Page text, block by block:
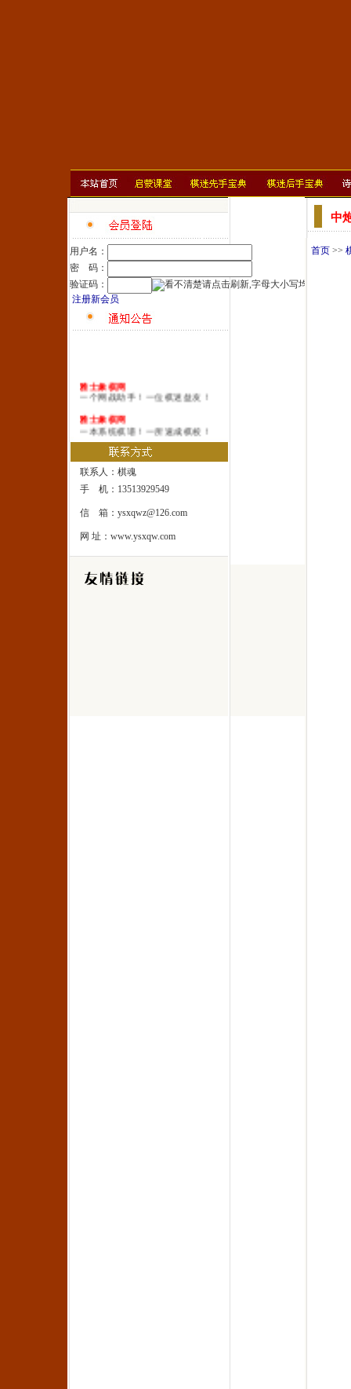
用户名：
密 码：
验证码：
注册新会员
雅士象棋网
一个网战助手！一位棋迷益友！
雅士象棋网
一本系统棋谱！一所速成棋校！
雅士象棋网
一处修身圣地！一座雅士乐园！
联系人：棋魂
手 机：13513929549
信 箱：ysxqwz@126.com
网 址：www.ysxqw.com
中
首页>>